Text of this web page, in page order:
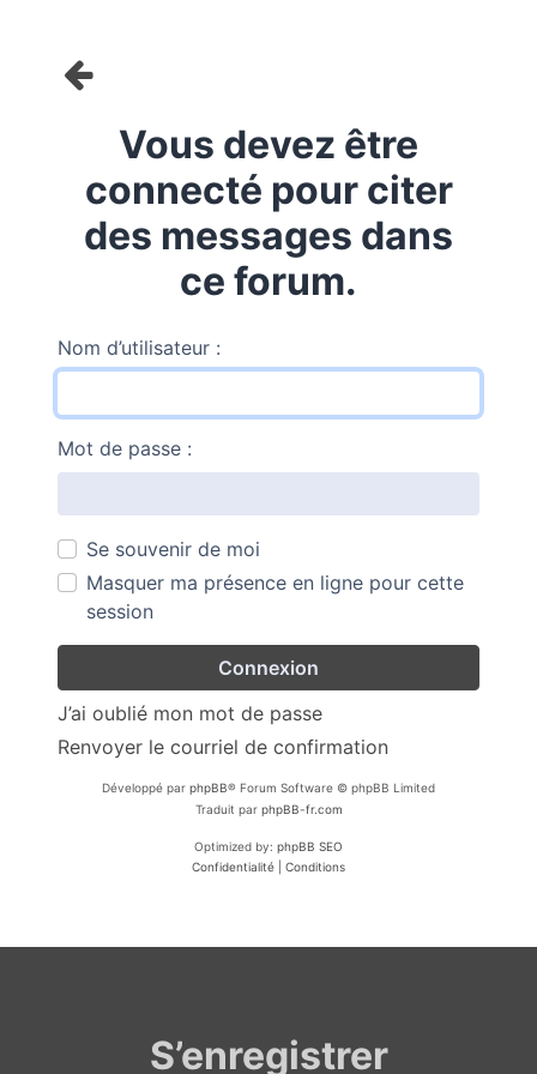
Vous devez être
connecté pour citer
des messages dans
ce forum.
Nom d’utilisateur :
Mot de passe :
Se souvenir de moi
Masquer ma présence en ligne pour cette
session
J’ai oublié mon mot de passe
Renvoyer le courriel de confirmation
Développé par phpBB® Forum Software © phpBB Limited
Traduit par phpBB-fr.com
Optimized by: phpBB SEO
Confidentialité
Conditions
S’enregistrer